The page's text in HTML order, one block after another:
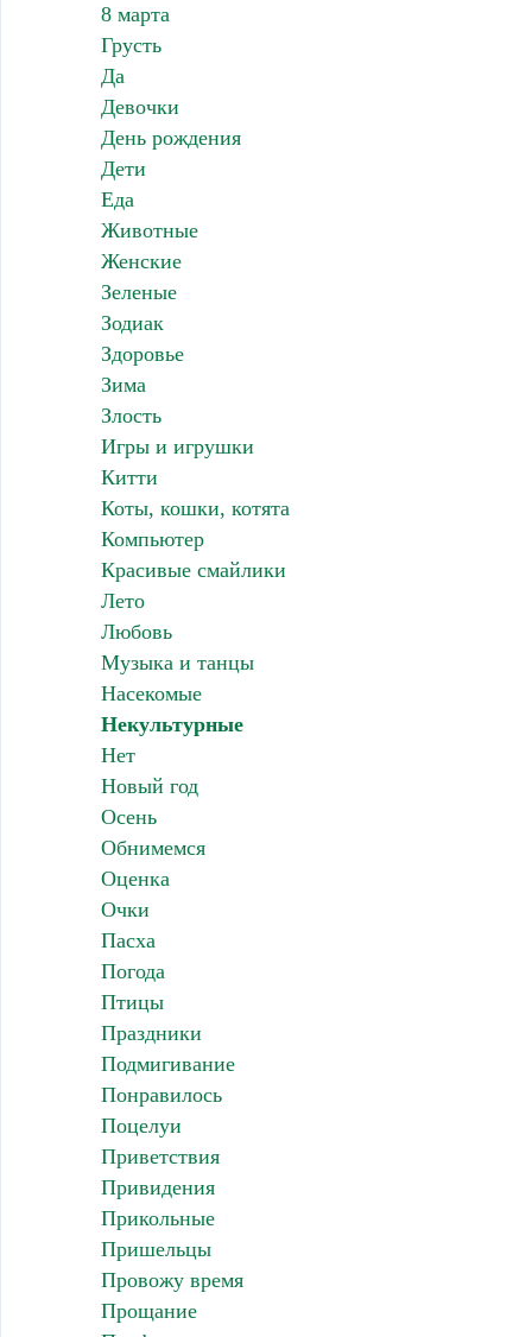
8 марта
Грусть
Да
Девочки
День рождения
Дети
Еда
Животные
Женские
Зеленые
Зодиак
Здоровье
Зима
Злость
Игры и игрушки
Китти
Коты, кошки, котята
Компьютер
Красивые смайлики
Лето
Любовь
Музыка и танцы
Насекомые
Некультурные
Нет
Новый год
Осень
Обнимемся
Оценка
Очки
Пасха
Погода
Птицы
Праздники
Подмигивание
Понравилось
Поцелуи
Приветствия
Привидения
Прикольные
Пришельцы
Провожу время
Прощание